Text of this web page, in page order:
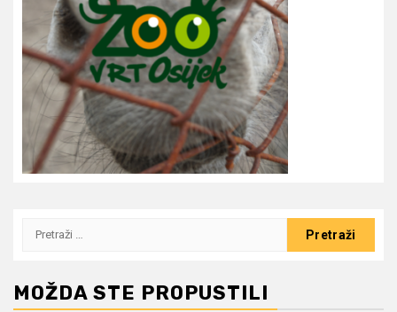
Pretraži:
MOŽDA STE PROPUSTILI